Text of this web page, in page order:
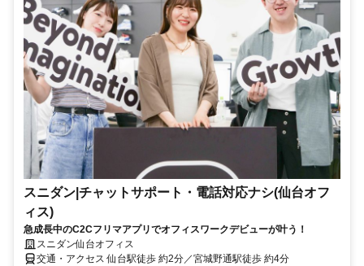
スニダン|チャットサポート・電話対応ナシ(仙台オフ
ィス)
急成長中のC2Cフリマアプリでオフィスワークデビューが叶う！
スニダン仙台オフィス
交通・アクセス 仙台駅徒歩 約2分／宮城野通駅徒歩 約4分